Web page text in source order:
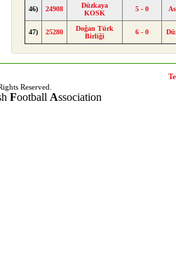
46) 24908
Düzkaya
KOSK
5 - 0
47) 25280
Doğan Türk
Birliği
6 - 0
Reserved.
Football Association